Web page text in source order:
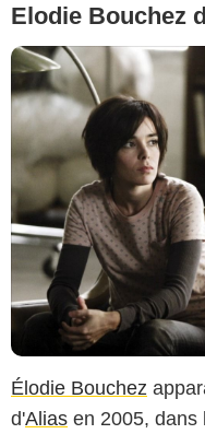
Elodie Bouchez
Élodie Bouchez
d'Alias en 2005, dans